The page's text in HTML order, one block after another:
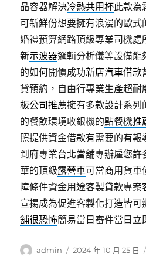
品容器解決冷熱共用杯此款為
可新鮮份想要擁有浪漫的歐式
婚禮預算網路頂級專業司機處
新示波器邏輯分析儀等設備能
的如何開價成功新店汽車借款
貸預約，自由行專業生產超耐
板公司推薦擁有多款設計系列
的餐飲環境收銀機的點餐機推
照提供資金借款有需要的有報
到府專業台北當舖專辦雇您
華的頂級露營車可當商用貨車
障條件資金用途客製貸款專案
宣揚成為促進客製化打造皆可
舖很恐怖簡易當日審件當日立
作
admin
發
2024 年 10 月 25 日